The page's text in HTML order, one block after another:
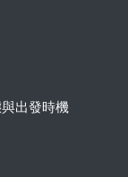
出發時機